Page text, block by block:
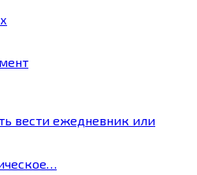
вести ежедневник или